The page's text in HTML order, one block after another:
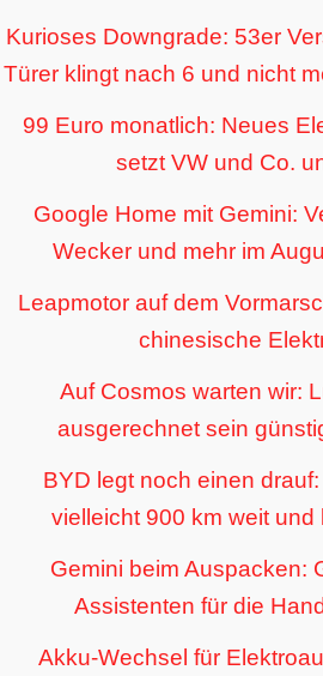
Kurioses Downgrade: 53er
Türer klingt nach 6 und nicht
99 Euro monatlich: Neues
setzt VW und Co.
Google Home mit Gemini:
Wecker und mehr im
Leapmotor auf dem
chinesische
Auf Cosmos warten wir:
ausgerechnet sein
BYD legt noch einen
vielleicht 900 km weit und
Gemini beim Auspacken:
Assistenten für die
Akku-Wechsel für